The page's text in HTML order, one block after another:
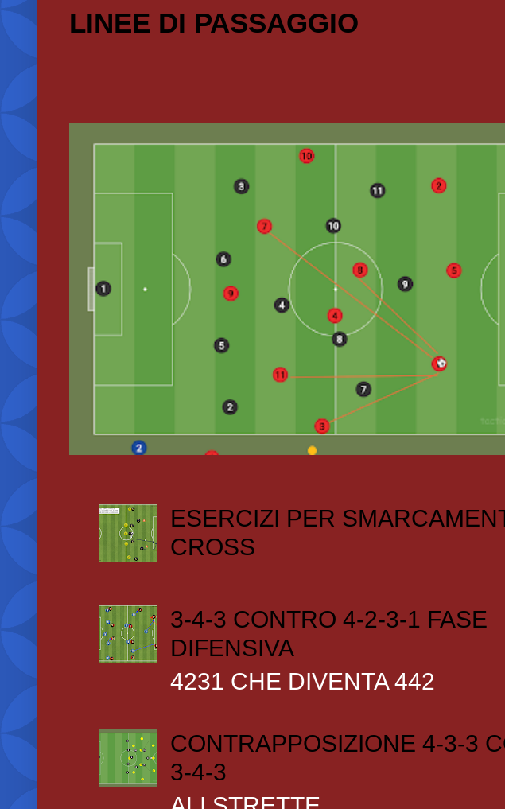
LINEE DI PASSAGGIO
ESERCIZI PER
CROSS
3-4-3 CONTRO 4-2-3-1 FASE
DIFENSIVA
4231 CHE DIVENTA 442
CONTRAPPOSIZIONE 4-3-3
3-4-3